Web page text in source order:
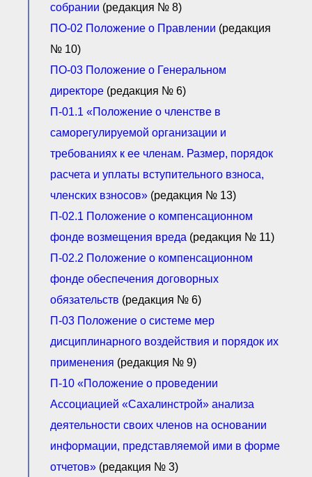
открытости
Охрана труда
Видеоматериалы
Законодательство РФ по
техническим регламентам
профессиональная
собрании (редакция № 8)
ПО-02 Положение о Правлении (редакция
№ 10)
ПО-03 Положение о Генеральном
директоре (редакция № 6)
П-01.1 «Положение о членстве в
саморегулируемой организации и
требованиях к ее членам. Размер, порядок
расчета и уплаты вступительного взноса,
членских взносов» (редакция № 13)
П-02.1 Положение о компенсационном
фонде возмещения вреда (редакция № 11)
П-02.2 Положение о компенсационном
фонде обеспечения договорных
обязательств (редакция № 6)
П-03 Положение о системе мер
дисциплинарного воздействия и порядок их
применения (редакция № 9)
П-10 «Положение о проведении
Ассоциацией «Сахалинстрой» анализа
деятельности своих членов на основании
информации, представляемой ими в форме
отчетов» (редакция № 3)